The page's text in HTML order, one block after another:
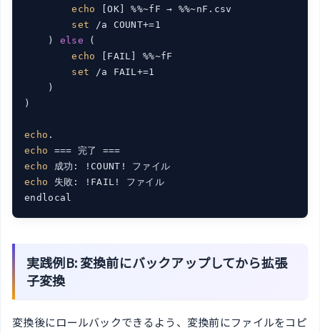
echo
[OK] %%~fF → %%~nF.csv
set /a COUNT+=1
    )
else (
echo
[FAIL] %%~fF
set /a FAIL+=1
    )
)
echo
echo
echo
echo 失敗: !FAIL! ファイル
endlocal
実践例B: 変換前にバックアップしてから拡張
子変換
変換後にロールバックできるよう、変換前にファイルをコピ